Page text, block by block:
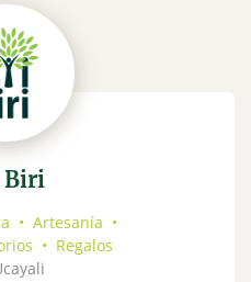
Biri
• Artesanía •
• Regalos